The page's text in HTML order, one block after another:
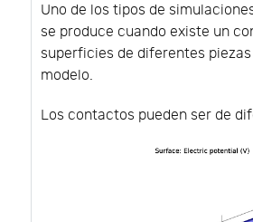
Uno de los tipos de
se produce cuando existe un
superficies de diferentes
modelo.
Los contactos pueden ser de